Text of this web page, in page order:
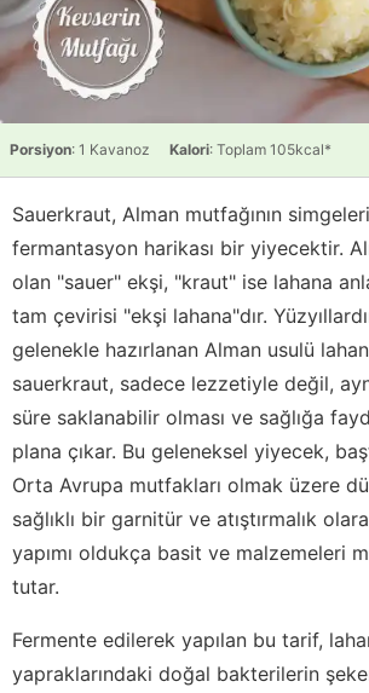
Porsiyon: 1 Kavanoz Kalori: Toplam 105kcal*
Sauerkraut, Alman mutfağının
fermantasyon harikası bir yiyecektir.
olan "sauer" ekşi, "kraut" ise lahana
tam çevirisi "ekşi lahana"dır.
gelenekle hazırlanan Alman usulü
sauerkraut, sadece lezzetiyle değil,
süre saklanabilir olması ve sağlığa
plana çıkar. Bu geleneksel yiyecek,
Orta Avrupa mutfakları olmak üzere
sağlıklı bir garnitür ve atıştırmalık
yapımı oldukça basit ve malzemeleri
tutar.
Fermente edilerek yapılan bu tarif,
yapraklarındaki doğal bakterilerin